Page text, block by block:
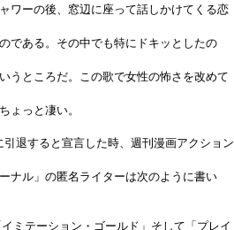
ワーの後、窓辺に座って話しかけてくる恋
である。その中でも特にドキッとしたの
うところだ。この歌で女性の怖さを改めて
ょっと凄い。
退すると宣言した時、週刊漫画アクション
ナル」の匿名ライターは次のように書い
ミテーション・ゴールド」そして「プレイ